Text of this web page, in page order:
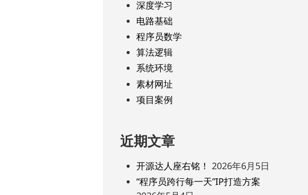
深度学习
电路基础
程序员数学
算法逻辑
系统环境
素材网址
项目案例
近期文章
开源达人座右铭！ 2026年6月5日
“程序员跨行每一天”IP打造方案